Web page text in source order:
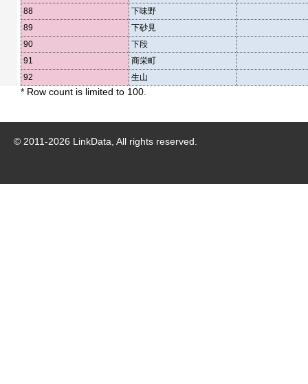
88
下味野
89
下砂見
90
下段
91
商栄町
92
生山
* Row count is limited to 100.
© 2011-2026 LinkData, All rights reserved.